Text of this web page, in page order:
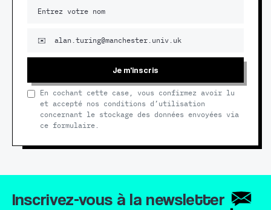
Je m'inscris
En cochant cette case, vous confirmez avoir lu
et accepté nos conditions d’utilisation
concernant le stockage des données envoyées via
ce formulaire.
Inscrivez-vous à la newsletter